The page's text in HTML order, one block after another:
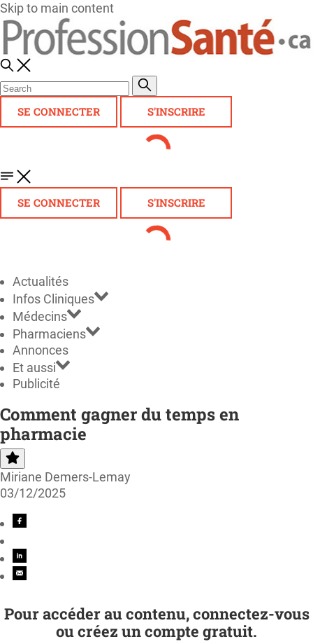
Skip to main content
SE CONNECTER S'INSCRIRE
SE CONNECTER S'INSCRIRE
Actualités
Infos Cliniques
Médecins
Pharmaciens
Annonces
Et aussi
Publicité
Comment gagner du temps en
pharmacie
Miriane Demers-Lemay
03/12/2025
Pour accéder au contenu, connectez-vous
ou créez un compte gratuit.